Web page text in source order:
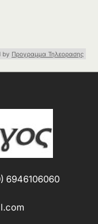
by Προγραμμα Τηλεορασης
6946106060